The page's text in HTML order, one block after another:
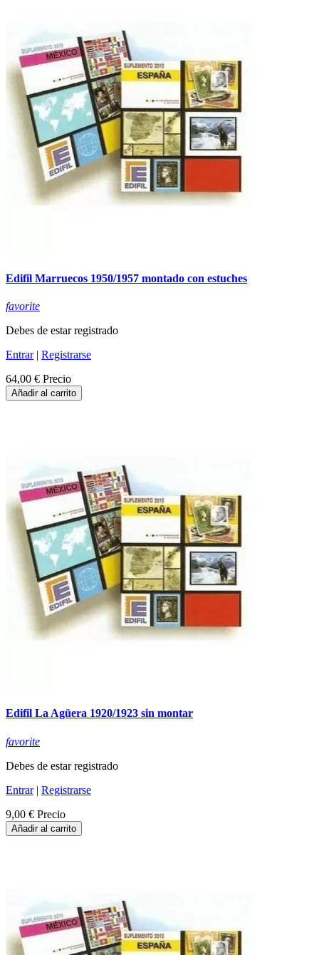
Edifil Marruecos 1950/1957 montado con estuches
favorite
Debes de estar registrado
Entrar| Registrarse
64,00 € Precio
Añadir al carrito
Edifil La Agüera 1920/1923 sin montar
favorite
Debes de estar registrado
Entrar| Registrarse
9,00 € Precio
Añadir al carrito